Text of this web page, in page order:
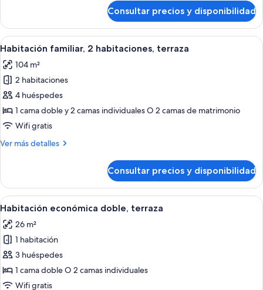
individual,
terraza
Consultar precios y disponibilidad
Abrir
todas
las
fotos
de
Habitación
familiar,
habitaciones,
Una habitación de hotel con una
10
Habitación familiar, 2 habitaciones, terraza
104 m²
2 habitaciones
4 huéspedes
1 cama doble y 2 camas individuales O 2 camas de matrimonio
Wifi gratis
Ver más detalles
Más
familiar,
habitaciones,
Consultar precios y disponibilidad
Abrir
todas
las
fotos
de
Habitación
económica
Una habitación con una mesa de
6
Habitación económica doble, terraza
26 m²
1 habitación
3 huéspedes
1 cama doble O 2 camas individuales
Wifi gratis